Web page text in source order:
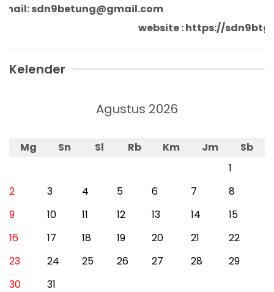
sdn9betung@gmail.com
website : https://
Kelender
Agustus 2026
Mg Sn Sl Rb Km Jm
Sb
1
2
3 4 5 6 7
8
9
10 11 12 13 14
15
16
17 18 19 20 21
22
23
24 25 26 27 28
29
30
31